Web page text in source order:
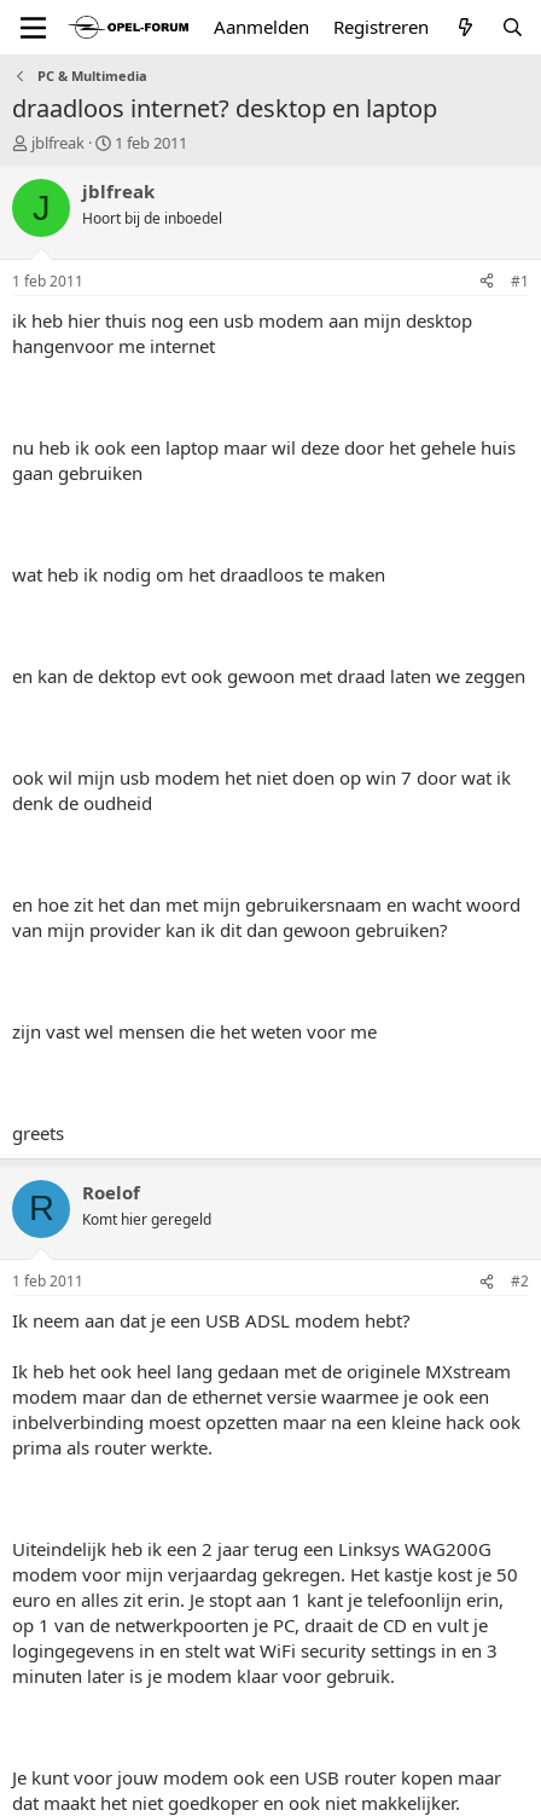
Aanmelden Registreren
PC & Multimedia
draadloos internet? desktop en laptop
T
p
a
r
e
jblfreak
S
a
t
u
1 feb 2011
J jblfreak
Hoort bij de inboedel
1 feb 2011 #1
ik heb hier thuis nog een usb modem aan mijn desktop
hangenvoor me internet
nu heb ik ook een laptop maar wil deze door het gehele huis
gaan gebruiken
wat heb ik nodig om het draadloos te maken
en kan de dektop evt ook gewoon met draad laten we zeggen
ook wil mijn usb modem het niet doen op win 7 door wat ik
denk de oudheid
en hoe zit het dan met mijn gebruikersnaam en wacht woord
van mijn provider kan ik dit dan gewoon gebruiken?
zijn vast wel mensen die het weten voor me
greets
R Roelof
Komt hier geregeld
1 feb 2011 #2
Ik neem aan dat je een USB ADSL modem hebt?
Ik heb het ook heel lang gedaan met de originele MXstream
modem maar dan de ethernet versie waarmee je ook een
inbelverbinding moest opzetten maar na een kleine hack ook
prima als router werkte.
Uiteindelijk heb ik een 2 jaar terug een Linksys WAG200G
modem voor mijn verjaardag gekregen. Het kastje kost je 50
euro en alles zit erin. Je stopt aan 1 kant je telefoonlijn erin,
op 1 van de netwerkpoorten je PC, draait de CD en vult je
logingegevens in en stelt wat WiFi security settings in en 3
minuten later is je modem klaar voor gebruik.
Je kunt voor jouw modem ook een USB router kopen maar
dat maakt het niet goedkoper en ook niet makkelijker.